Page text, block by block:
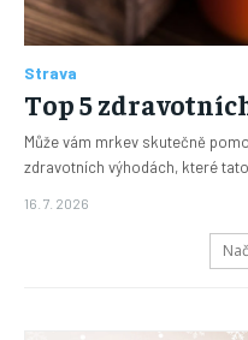
Strava
Top 5
Může vám mrkev skutečně
zdravotních výhodách, které
16. 7. 2026